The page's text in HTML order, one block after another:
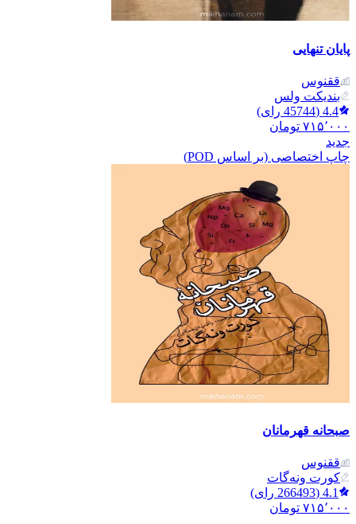
پایان تنهایی
ققنوس
بندیکت ولس
4.4
(
45744 رای)
۷۱۵٬۰۰۰ تومان
جدید
چاپ اختصاصی (بر اساس POD)
صبحانه قهرمانان
ققنوس
کورت ونه‌گات
4.1
(
266493 رای)
۷۱۵٬۰۰۰ تومان